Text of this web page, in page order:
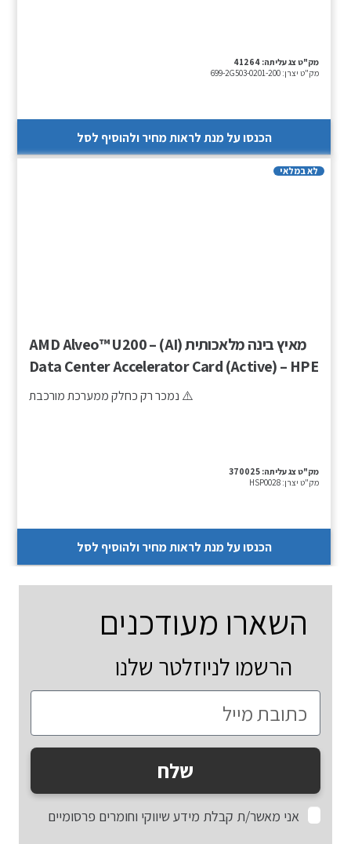
מק"ט צג עליתה: 41264
מק"ט יצרן: 699-2G503-0201-200
הכנסו על מנת לראות מחיר ולהוסיף לסל
לא במלאי
מאיץ בינה מלאכותית (AI) – AMD Alveo™ U200
Data Center Accelerator Card (Active) – HPE
OEM
⚠️ נמכר רק כחלק ממערכת מורכבת
מק"ט צג עליתה: 370025
מק"ט יצרן: HSP0028
הכנסו על מנת לראות מחיר ולהוסיף לסל
השארו מעודכנים
הרשמו לניוזלטר שלנו
אני מאשר/ת קבלת מידע שיווקי וחומרים פרסומיים
שלח